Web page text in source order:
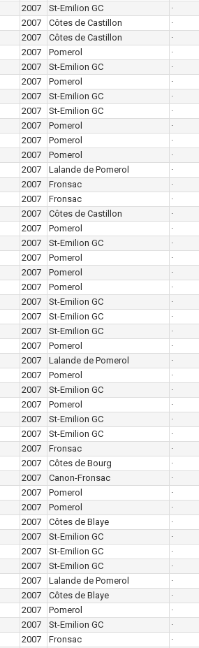
2007 St-Emilion GC
·
2007 Côtes de Castillon
·
2007 Côtes de Castillon
·
2007 Pomerol
·
2007 St-Emilion GC
·
2007 Pomerol
·
2007 St-Emilion GC
·
2007 St-Emilion GC
·
2007 Pomerol
·
2007 Pomerol
·
2007 Pomerol
·
2007 Lalande de Pomerol
·
2007 Fronsac
·
2007 Fronsac
·
2007 Côtes de Castillon
·
2007 Pomerol
·
2007 St-Emilion GC
·
2007 Pomerol
·
2007 Pomerol
·
2007 Pomerol
·
2007 St-Emilion GC
·
2007 St-Emilion GC
·
2007 St-Emilion GC
·
2007 Pomerol
·
2007 Lalande de Pomerol
·
2007 Pomerol
·
2007 St-Emilion GC
·
2007 Pomerol
·
2007 St-Emilion GC
·
2007 St-Emilion GC
·
2007 Fronsac
·
2007 Côtes de Bourg
·
2007 Canon-Fronsac
·
2007 Pomerol
·
2007 Pomerol
·
2007 Côtes de Blaye
·
2007 St-Emilion GC
·
2007 St-Emilion GC
·
2007 St-Emilion GC
·
2007 Lalande de Pomerol
·
2007 Côtes de Blaye
·
2007 Pomerol
·
2007 St-Emilion GC
·
2007 Fronsac
·